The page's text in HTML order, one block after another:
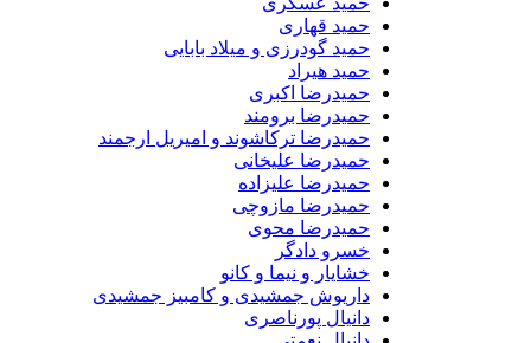
حمید قهاری
حمید گودرزی و میلاد بابایی
حمید هیراد
حمیدرضا اکبری
حمیدرضا برومند
حمیدرضا ترکاشوند و امیریل ارجمند
حمیدرضا علیخانی
حمیدرضا علیزاده
حمیدرضا مازوچی
حمیدرضا محوی
خسرو دادگر
خشایار و نیما و کانو
داریوش جمشیدی و کامبیز جمشیدی
دانیال پورناصری